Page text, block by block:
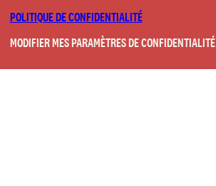
POLITIQUE DE CONFIDENTIALITÉ
MODIFIER MES PARAMÈTRES DE CONFIDENTIALITÉ